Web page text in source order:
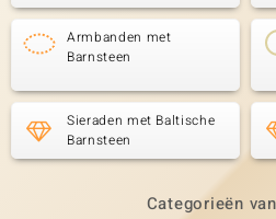
Armbanden met
Barnsteen
Sieraden met Baltische
Barnsteen
Categorieën